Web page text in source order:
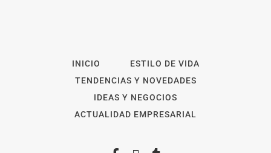
INICIO
ESTILO DE VIDA
TENDENCIAS Y NOVEDADES
IDEAS Y NEGOCIOS
ACTUALIDAD EMPRESARIAL